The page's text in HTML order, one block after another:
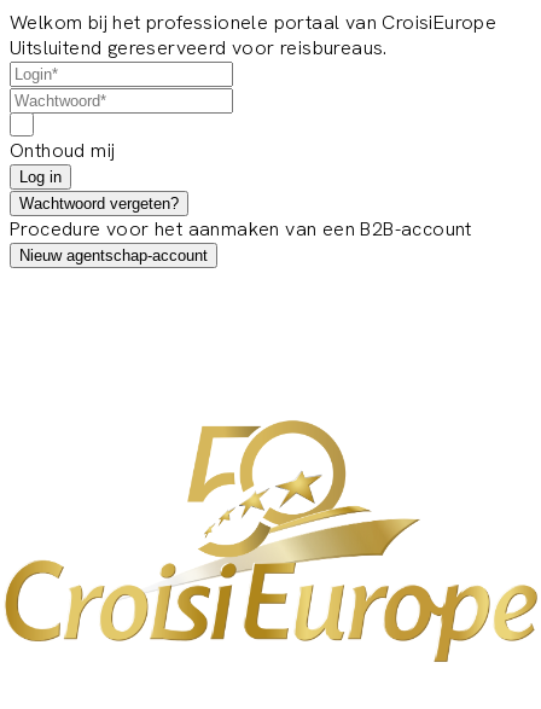
Welkom bij het professionele portaal van CroisiEurope
Uitsluitend gereserveerd voor reisbureaus.
Onthoud mij
Log in
Wachtwoord vergeten?
Procedure voor het aanmaken van een B2B-account
Nieuw agentschap-account